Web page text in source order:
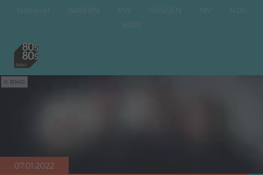
National BAYERN BW HESSEN MV
NDS
NRW
BMG
07.01.2022